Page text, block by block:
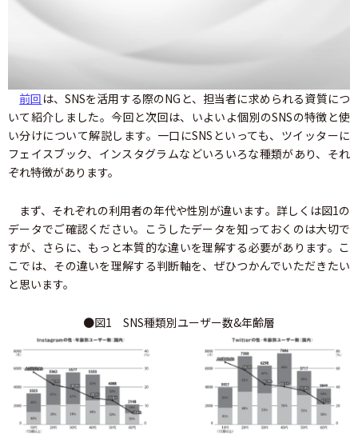
前回 は、SNSを活用する際のNGと、担当者に求められる資質につ
いて紹介しました。今回と次回は、いよいよ個別のSNSの特徴と使
い分けについて解説します。一口にSNSといっても、ツイッターに
フェイスブック、インスタグラムなどいろいろな種類があり、それ
ぞれ特徴があります。
まず、それぞれの利用者の年代や性別が違います。詳しくは図1の
データでご確認ください。こうしたデータを知っておくのは大切で
すが、さらに、もっと本質的な違いを理解する必要があります。こ
こでは、その違いを理解する判断軸を、ぜひつかんでいただきたい
と思います。
●図1 SNS種類別ユーザー数&年齢層